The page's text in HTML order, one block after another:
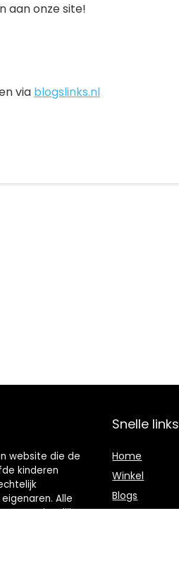
aan onze site!
via blogslinks.nl
website die de
kinderen
Alle
respectievelijke
Snelle links
Home
Winkel
Blogs